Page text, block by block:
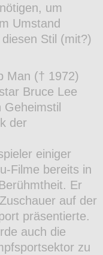
um
Umstand
Stil (mit?)
Man († 1972)
Bruce Lee
der
einiger
Filme bereits in
Er
auf der
präsentierte.
auch die
zu